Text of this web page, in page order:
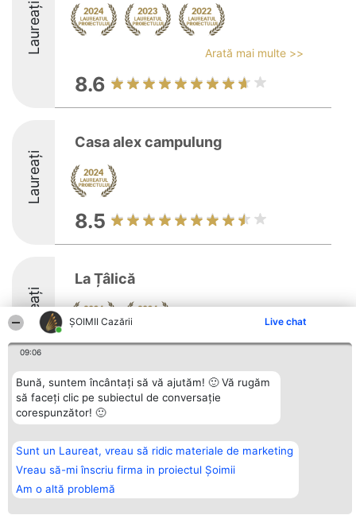
ȘOIMII Cazării Live chat
09:06
Bună, suntem încântați să vă ajutăm! 🙂 Vă rugăm
să faceți clic pe subiectul de conversație
corespunzător! 🙂
Sunt un Laureat, vreau să ridic materiale de marketing
Vreau să-mi înscriu firma in proiectul Șoimii
Am o altă problemă
Laureați Arată mai multe >>
8.6
Laureați
Casa alex campulung
8.5
Laureați
La Țâlică
Organizator Ranking
BRIGHT SOLUTIONS BR SRL
Sc. A Et. 4 Ap. 13 Cod 061952
CUI 36737675
tel: +40 770 990 492
Câștigătorii
Laureaților
Statut
Contact